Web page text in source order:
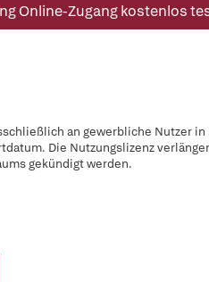
Online-Zugang kostenlos
an gewerbliche Nutzer
Die Nutzungslizenz
gekündigt werden.